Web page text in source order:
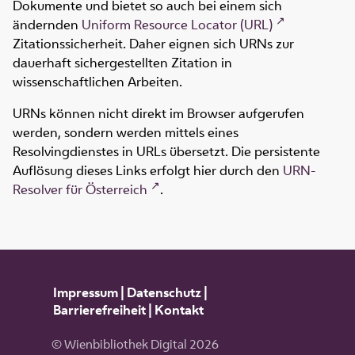
Dokumente und bietet so auch bei einem sich
ändernden Uniform Resource Locator (URL)
Zitationssicherheit. Daher eignen sich URNs zur
dauerhaft sichergestellten Zitation in
wissenschaftlichen Arbeiten.
URNs können nicht direkt im Browser aufgerufen
werden, sondern werden mittels eines
Resolvingdienstes in URLs übersetzt. Die persistente
Auflösung dieses Links erfolgt hier durch den URN-
Resolver für Österreich
.
Impressum| Datenschutz|
Barrierefreiheit| Kontakt
© Wienbibliothek Digital 2026